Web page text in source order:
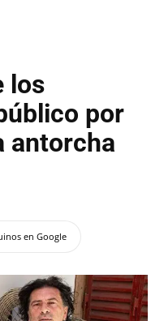
los
por
antorcha
en Google